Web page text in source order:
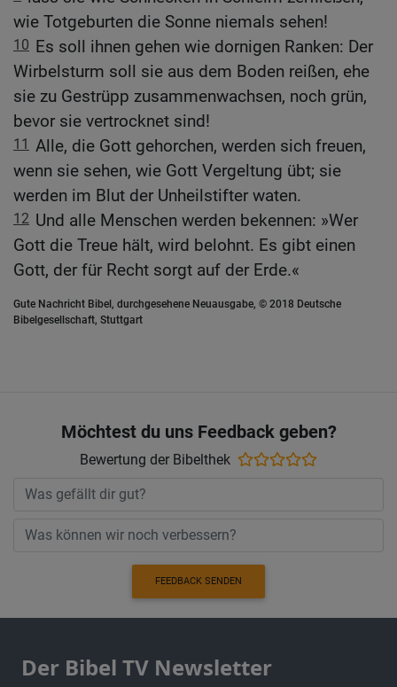
wie Totgeburten die Sonne niemals sehen!
10 Es soll ihnen gehen wie dornigen Ranken: Der
Wirbelsturm soll sie aus dem Boden reißen, ehe
sie zu Gestrüpp zusammenwachsen, noch grün,
bevor sie vertrocknet sind!
11 Alle, die Gott gehorchen, werden sich freuen,
wenn sie sehen, wie Gott Vergeltung übt; sie
werden im Blut der Unheilstifter waten.
12 Und alle Menschen werden bekennen: »Wer
Gott die Treue hält, wird belohnt. Es gibt einen
Gott, der für Recht sorgt auf der Erde.«
Gute Nachricht Bibel, durchgesehene Neuausgabe, © 2018 Deutsche
Bibelgesellschaft, Stuttgart
Möchtest du uns Feedback geben?
Bewertung der Bibelthek
FEEDBACK SENDEN
Der Bibel TV Newsletter